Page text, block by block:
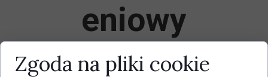
eniowy
Wielkimi krokami zbliżają się Święta
Zgoda na pliki cookie